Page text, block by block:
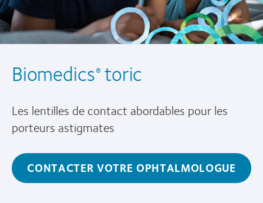
Biomedics®toric
Les lentilles de contact abordables pour les
porteurs astigmates
CONTACTER VOTRE OPHTALMOLOGUE